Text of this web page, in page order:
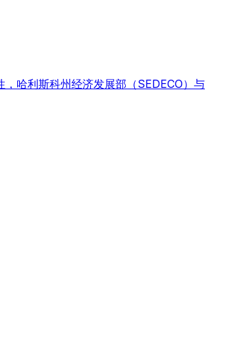
哈利斯科州经济发展部（SEDECO）与